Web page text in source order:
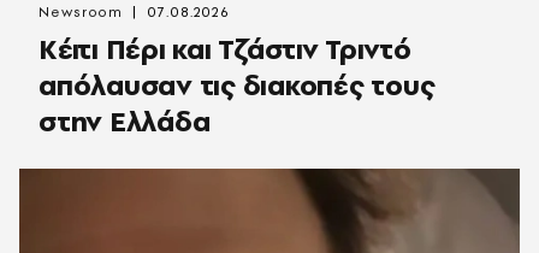
Κέιτι Πέρι και Τζάστιν Τριντό
απόλαυσαν τις διακοπές τους
στην Ελλάδα
Newsroom 07.08.2026